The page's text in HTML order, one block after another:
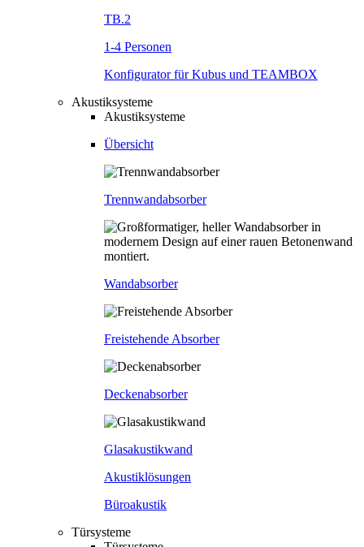
TB.2
1-4 Personen
Konfigurator für Kubus und TEAMBOX
Akustiksysteme
Akustiksysteme
Übersicht
Trennwandabsorber
Wandabsorber
Freistehende Absorber
Deckenabsorber
Glasakustikwand
Akustiklösungen
Büroakustik
Türsysteme